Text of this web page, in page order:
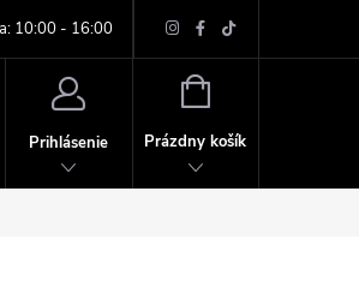
10:00 - 16:00
Prihlásenie
NÁKUPNÝ
Prázdny košík